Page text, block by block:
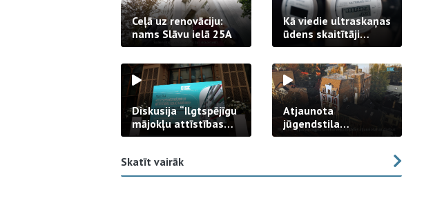
Ceļā uz renovāciju:
nams Slāvu ielā 25A
Kā viedie ultraskaņas
ūdens skaitītāji
strādā praksē
Diskusija “Ilgtspējīgu
mājokļu attīstības
izaicinājums”
Atjaunota
jūgendstila
arhitektūras pērles
Skatīt vairāk